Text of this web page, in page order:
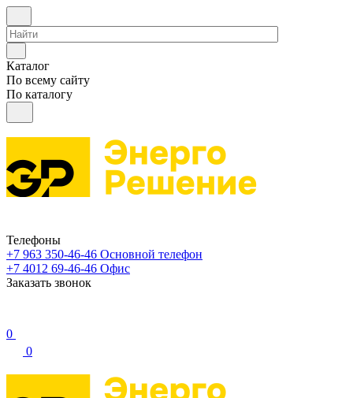
Каталог
По всему сайту
По каталогу
Телефоны
+7 963 350-46-46 Основной телефон
+7 4012 69-46-46 Офис
Заказать звонок
0
0